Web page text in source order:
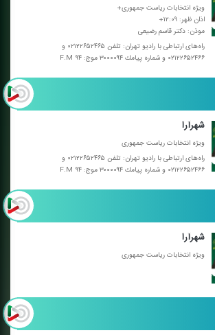
ویژه انتخابات ریاست جمهوری+
اذان ظهر: ۱۲:۰۹+
موذن: دكتر قاسم رضیعی
راه‌های ارتباطی با رادیو تهران: تلفن ۰۲۱۲۲۶۵۲۴۶۵ و
۰۲۱۲۲۶۵۲۴۶۶ و شماره پیامك ۳۰۰۰۰۹۴ موج: F.M ۹۴
شهرآرا
ویژه انتخابات ریاست جمهوری
راه‌های ارتباطی با رادیو تهران: تلفن ۰۲۱۲۲۶۵۲۴۶۵ و
۰۲۱۲۲۶۵۲۴۶۶ و شماره پیامك ۳۰۰۰۰۹۴ موج: F.M ۹۴
شهرآرا
ویژه انتخابات ریاست جمهوری